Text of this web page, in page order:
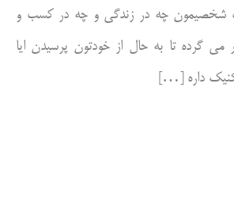
شخصیمون چه در زندگی و چه در کسب و
می گرده تا به حال از خودتون پرسیدن ایا
داره […]